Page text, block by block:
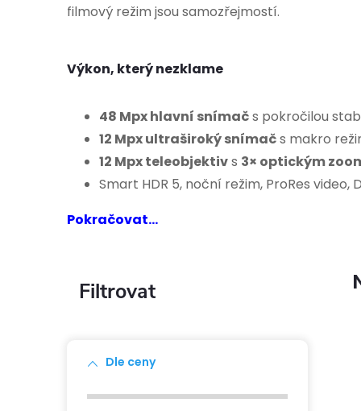
filmový režim jsou samozřejmostí.
Výkon, který nezklame
48 Mpx hlavní snímačs pokročilou
12 Mpx ultraširoký snímačs makro
12 Mpx teleobjektivs 3× optickým
Smart HDR 5, noční režim, ProRes video,
Pokračovat...
P
Dle ceny